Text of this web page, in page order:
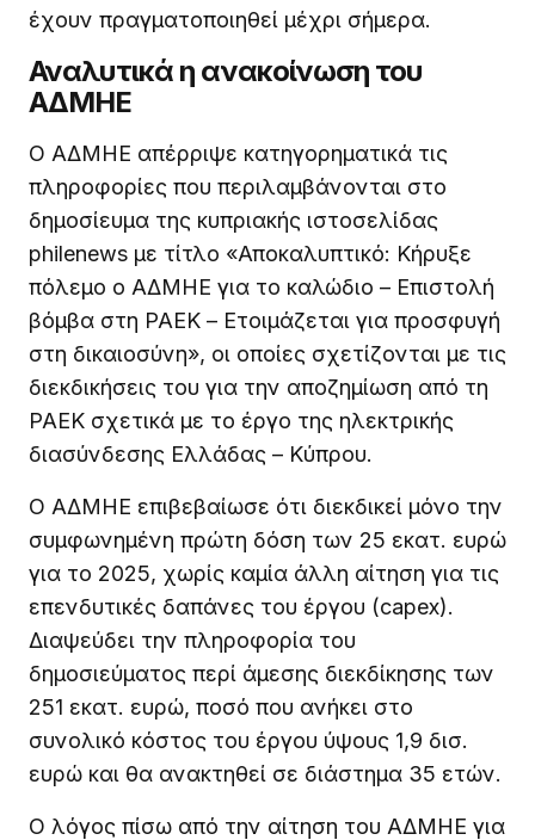
έχουν πραγματοποιηθεί μέχρι σήμερα.
Αναλυτικά η ανακοίνωση του
ΑΔΜΗΕ
Ο ΑΔΜΗΕ απέρριψε κατηγορηματικά τις
πληροφορίες που περιλαμβάνονται στο
δημοσίευμα της κυπριακής ιστοσελίδας
philenews με τίτλο «Αποκαλυπτικό: Κήρυξε
πόλεμο ο ΑΔΜΗΕ για το καλώδιο – Επιστολή
βόμβα στη ΡΑΕΚ – Ετοιμάζεται για προσφυγή
στη δικαιοσύνη», οι οποίες σχετίζονται με τις
διεκδικήσεις του για την αποζημίωση από τη
ΡΑΕΚ σχετικά με το έργο της ηλεκτρικής
διασύνδεσης Ελλάδας – Κύπρου.
Ο ΑΔΜΗΕ επιβεβαίωσε ότι διεκδικεί μόνο την
συμφωνημένη πρώτη δόση των 25 εκατ. ευρώ
για το 2025, χωρίς καμία άλλη αίτηση για τις
επενδυτικές δαπάνες του έργου (capex).
Διαψεύδει την πληροφορία του
δημοσιεύματος περί άμεσης διεκδίκησης των
251 εκατ. ευρώ, ποσό που ανήκει στο
συνολικό κόστος του έργου ύψους 1,9 δισ.
ευρώ και θα ανακτηθεί σε διάστημα 35 ετών.
Ο λόγος πίσω από την αίτηση του ΑΔΜΗΕ για